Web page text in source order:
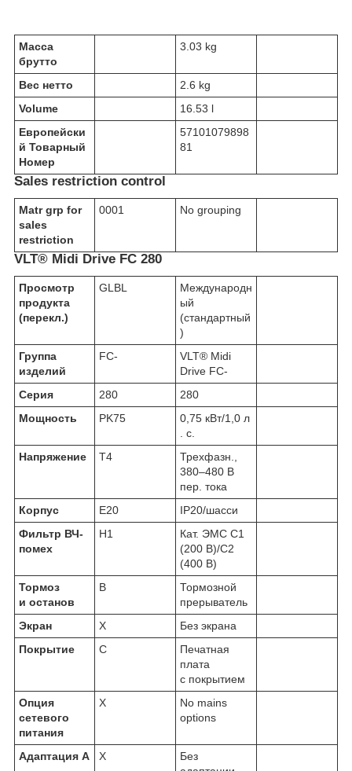
Масса
брутто
3.03 kg
Вес нетто
2.6 kg
Volume
16.53 l
Европейски
й Товарный
Номер
57101079898
81
Sales restriction control
Matr grp for
sales
restriction
0001 No grouping
VLT® Midi Drive FC 280
Просмотр
продукта
(перекл.)
GLBL
Международн
ый
(стандартный
)
Группа
изделий
FC-
VLT® Midi
Drive FC-
Серия
280
280
Мощность
PK75
0,75 кВт/1,0 л
. с.
Напряжение
T4
Трехфазн.,
380–480 В
пер. тока
Корпус
E20
IP20/шасси
Фильтр ВЧ-
помех
H1
Кат. ЭМС C1
(200 В)/C2
(400 В)
Тормоз
и останов
B
Тормозной
прерыватель
Экран
X
Без экрана
Покрытие
C
Печатная
плата
с покрытием
Опция
сетевого
питания
X
No mains
options
Адаптация А X
Без